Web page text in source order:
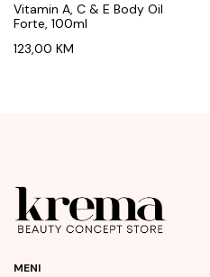
Vitamin A, C & E Body Oil
Forte, 100ml
123,00 KM
MENI